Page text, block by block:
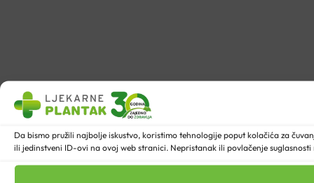
Da bismo pružili najbolje iskustvo, koristimo tehnologije poput kolačića za
ili jedinstveni ID-ovi na ovoj web stranici. Nepristanak ili povlačenje